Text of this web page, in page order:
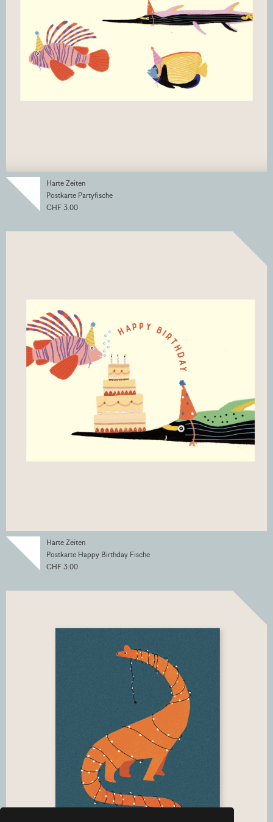
Harte Zeiten
Postkarte Partyfische
CHF 3.00
Harte Zeiten
Postkarte Happy Birthday Fische
CHF 3.00